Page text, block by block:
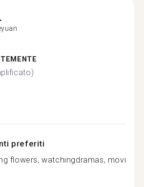
preferiti
flowers, watchingdramas,